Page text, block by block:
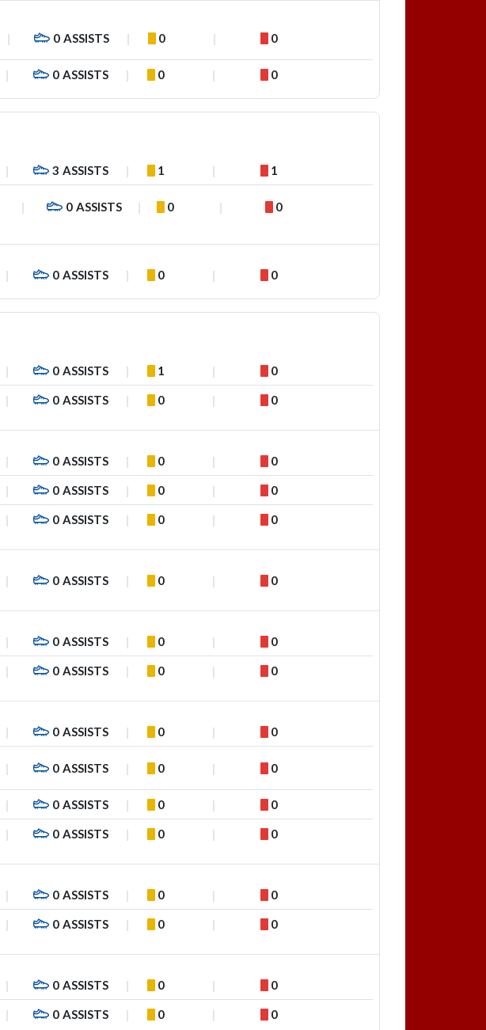
0 ASSISTS 0 0
0 ASSISTS 0 0
3 ASSISTS 1 1
0 ASSISTS 0 0
0 ASSISTS 0 0
0 ASSISTS 1 0
0 ASSISTS 0 0
0 ASSISTS 0 0
0 ASSISTS 0 0
0 ASSISTS 0 0
0 ASSISTS 0 0
0 ASSISTS 0 0
0 ASSISTS 0 0
0 ASSISTS 0 0
0 ASSISTS 0 0
0 ASSISTS 0 0
0 ASSISTS 0 0
0 ASSISTS 0 0
0 ASSISTS 0 0
0 ASSISTS 0 0
0 ASSISTS 0 0